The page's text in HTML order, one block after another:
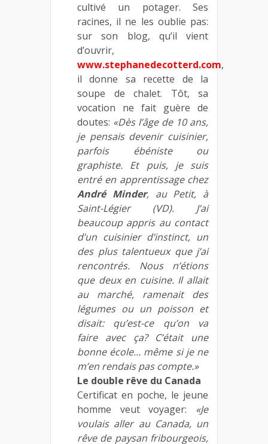
cultivé un potager. Ses
racines, il ne les oublie pas:
sur son blog, qu’il vient
d’ouvrir,
www.stephanedecotterd.com,
il donne sa recette de la
soupe de chalet. Tôt, sa
vocation ne fait guère de
doutes: «Dès l’âge de 10 ans,
je pensais devenir cuisinier,
parfois ébéniste ou
graphiste. Et puis, je suis
entré en apprentissage chez
André Minder, au Petit, à
Saint-Légier (VD). J’ai
beaucoup appris au contact
d’un cuisinier d’instinct, un
des plus talentueux que j’ai
rencontrés. Nous n’étions
que deux en cuisine. Il allait
au marché, ramenait des
légumes ou un poisson et
disait: qu’est-ce qu’on va
faire avec ça? C’était une
bonne école… même si je ne
m’en rendais pas compte.»
Le double rêve du Canada
Certificat en poche, le jeune
homme veut voyager: «Je
voulais aller au Canada, un
rêve de paysan fribourgeois,